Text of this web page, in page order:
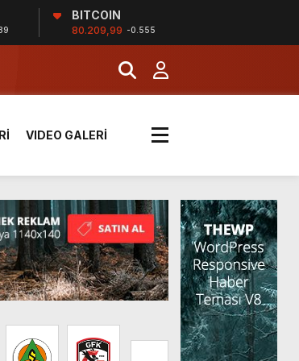
BITCOIN
80.209,99 -0.555
SGK
olacak
SGK
VIDEO GALERİ